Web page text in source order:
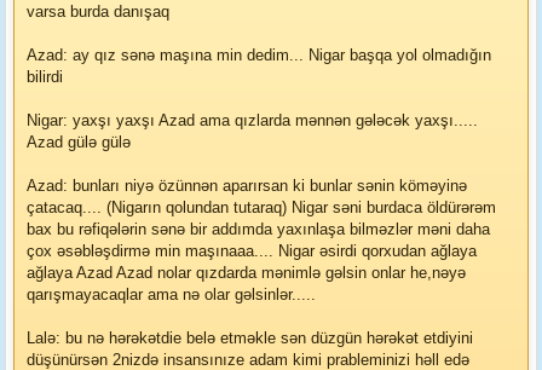
varsa burda danışaq
Azad: ay qız sənə maşına min dedim... Nigar başqa yol olmadığın
bilirdi
Nigar: yaxşı yaxşı Azad ama qızlarda mənnən gələcək yaxşı.....
Azad gülə gülə
Azad: bunları niyə özünnən aparırsan ki bunlar sənin köməyinə
çatacaq.... (Nigarın qolundan tutaraq) Nigar səni burdaca öldürərəm
bax bu rəfiqələrin sənə bir addımda yaxınlaşa bilməzlər məni daha
çox əsəbləşdirmə min maşınaaa.... Nigar əsirdi qorxudan ağlaya
ağlaya Azad Azad nolar qızdarda mənimlə gəlsin onlar he,nəyə
qarışmayacaqlar ama nə olar gəlsinlər.....
Lalə: bu nə hərəkətdie belə etməkle sən düzgün hərəkət etdiyini
düşünürsən 2nizdə insansınıze adam kimi prableminizi həll edə